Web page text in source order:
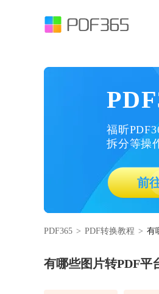
福昕
拆分等操
前
PDF365 > PDF转换教程 > 有
有哪些图片转PDF平